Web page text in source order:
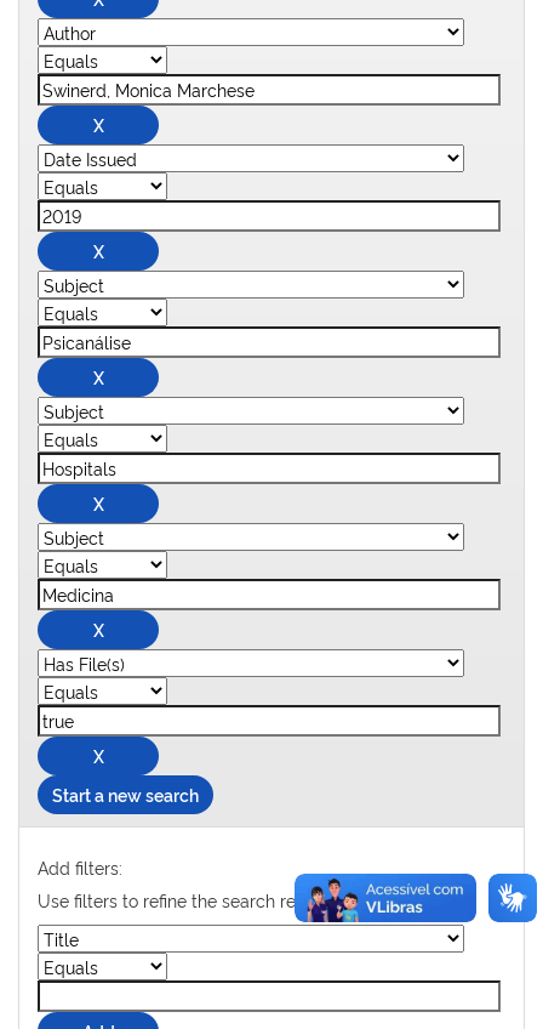
Start a new search
Add filters:
Use filters to refine the search results.